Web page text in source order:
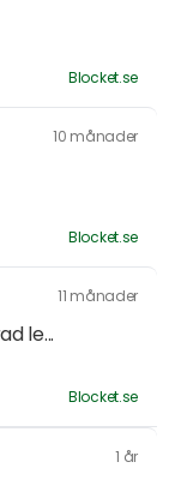
Blocket.se
10 månader
Blocket.se
11 månader
le...
Blocket.se
1 år